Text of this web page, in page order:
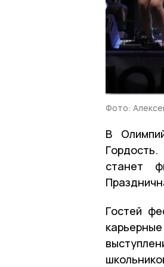
Фото:
В
станет
Гостей